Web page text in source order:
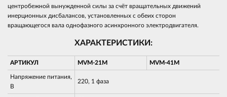
центробежной вынужденной силы за счёт вращательных движений
инерционных дисбалансов, установленных с обеих сторон
вращающегося вала однофазного асинхронного электродвигателя.
ХАРАКТЕРИСТИКИ:
АРТИКУЛ MVM-21M MVM-41M
Напряжение питания,
В
220, 1 фаза